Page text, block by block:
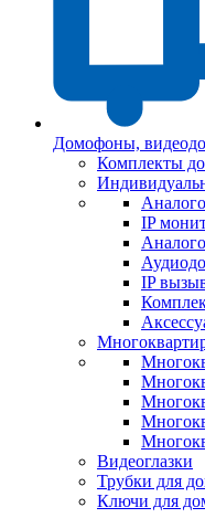
Домофоны,
Комплекты
IP
IP
Видеоглазки
Трубки для
Ключи для